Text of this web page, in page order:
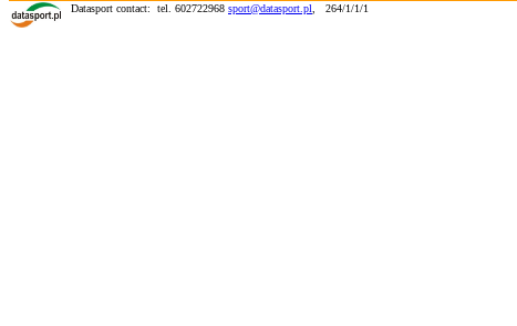
Datasport contact: tel. 602722968 sport@datasport.pl 264/1/1/1